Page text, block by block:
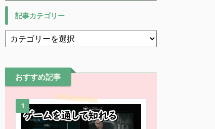
記事カテゴリー
おすすめ記事
1